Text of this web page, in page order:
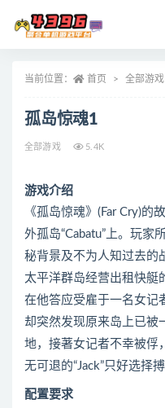
当前位置： 首页 全部游戏
孤岛惊魂1
全部游戏 5.4K
游戏介绍
《孤岛惊魂》(Far Cry)的
外孤岛“Cabatu”上。玩家
秘背景及不为人知过去的
太平洋群岛经营出租快艇
在他答应受雇于一名女记
却突然发现原来岛上已被
地，接著女记者不幸被俘
无可退的“Jack”只好选择
配置要求